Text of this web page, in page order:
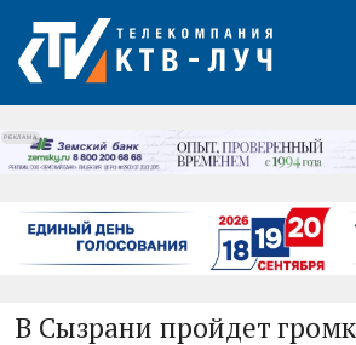
РЕКЛАМА
В Сызрани пройдет